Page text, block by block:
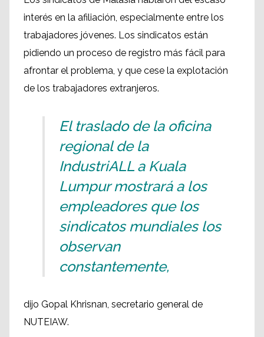
interés en la afiliación, especialmente entre los
trabajadores jóvenes. Los sindicatos están
pidiendo un proceso de registro más fácil para
afrontar el problema, y que cese la explotación
de los trabajadores extranjeros.
El traslado de la oficina
regional de la
IndustriALL a Kuala
Lumpur mostrará a los
empleadores que los
sindicatos mundiales los
observan
constantemente,
dijo Gopal Khrisnan, secretario general de
NUTEIAW.